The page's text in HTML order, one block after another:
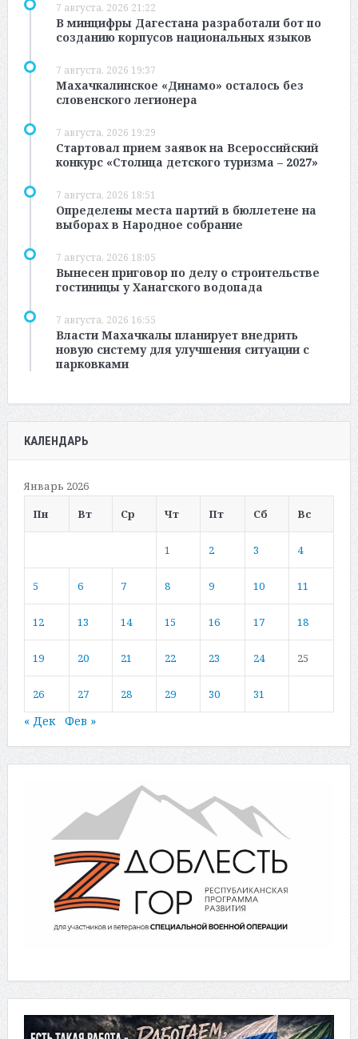
7 августа, 2026 21:22
В минцифры Дагестана разработали бот по
созданию корпусов национальных языков
7 августа, 2026 19:37
Махачкалинское «Динамо» осталось без
словенского легионера
7 августа, 2026 19:29
Стартовал прием заявок на Всероссийский
конкурс «Столица детского туризма – 2027»
7 августа, 2026 18:51
Определены места партий в бюллетене на
выборах в Народное собрание
7 августа, 2026 18:05
Вынесен приговор по делу о строительстве
гостиницы у Ханагского водопада
7 августа, 2026 16:55
Власти Махачкалы планирует внедрить
новую систему для улучшения ситуации с
парковками
КАЛЕНДАРЬ
Январь 2026
Пн
Вт Ср Чт Пт Сб Вс
1 2 3 4
5 6 7 8 9 10 11
12 13 14 15 16 17 18
19 20 21 22 23 24 25
26 27 28 29 30 31
« Дек Фев »